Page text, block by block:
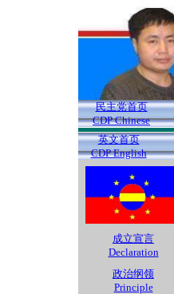
民主党首页
CDP Chinese
英文首页
CDP English
成立宣言
Declaration
政治纲领
Principle